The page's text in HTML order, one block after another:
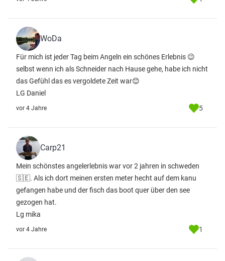
WoDa
Für mich ist jeder Tag beim Angeln ein schönes Erlebnis 😉
selbst wenn ich als Schneider nach Hause gehe, habe ich nicht
das Gefühl das es vergoldete Zeit war😊
LG Daniel
vor 4 Jahre 5
Carp21
Mein schönstes angelerlebnis war vor 2 jahren in schweden
🇸🇪. Als ich dort meinen ersten meter hecht auf dem kanu
gefangen habe und der fisch das boot quer über den see
gezogen hat.
Lg mika
vor 4 Jahre 1